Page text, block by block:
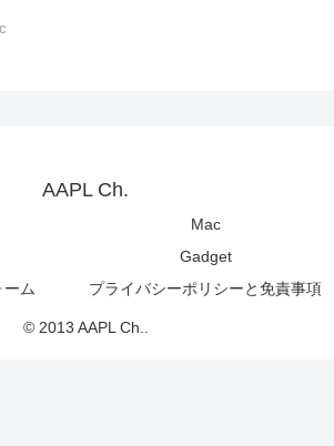
AAPL Ch.
Mac
Gadget
ーム
プライバシーポリシーと免責事項
© 2013 AAPL Ch..